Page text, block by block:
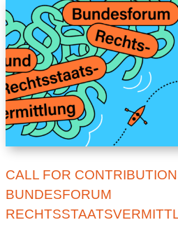
CALL FOR
BUNDESFORUM